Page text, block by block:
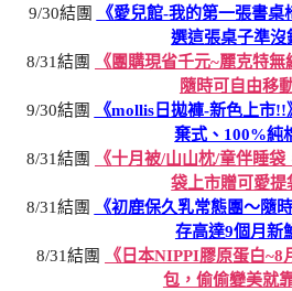
9/30結團
《愛兒館-我的第一張書
選這張桌子準沒
8/31結團
《團購現省千元~麗克特
隨時可自由移
9/30結團
《mollis日拋褲-新色上市
棄式、100%純
8/31結團
《十月被/山山枕/童伴睡
袋上市贈可愛提
8/31結團
《初鹿保久乳常態團～隨
存高達9個月新
8/31結團
《日本NIPPI膠原蛋白
包，偷偷變美就